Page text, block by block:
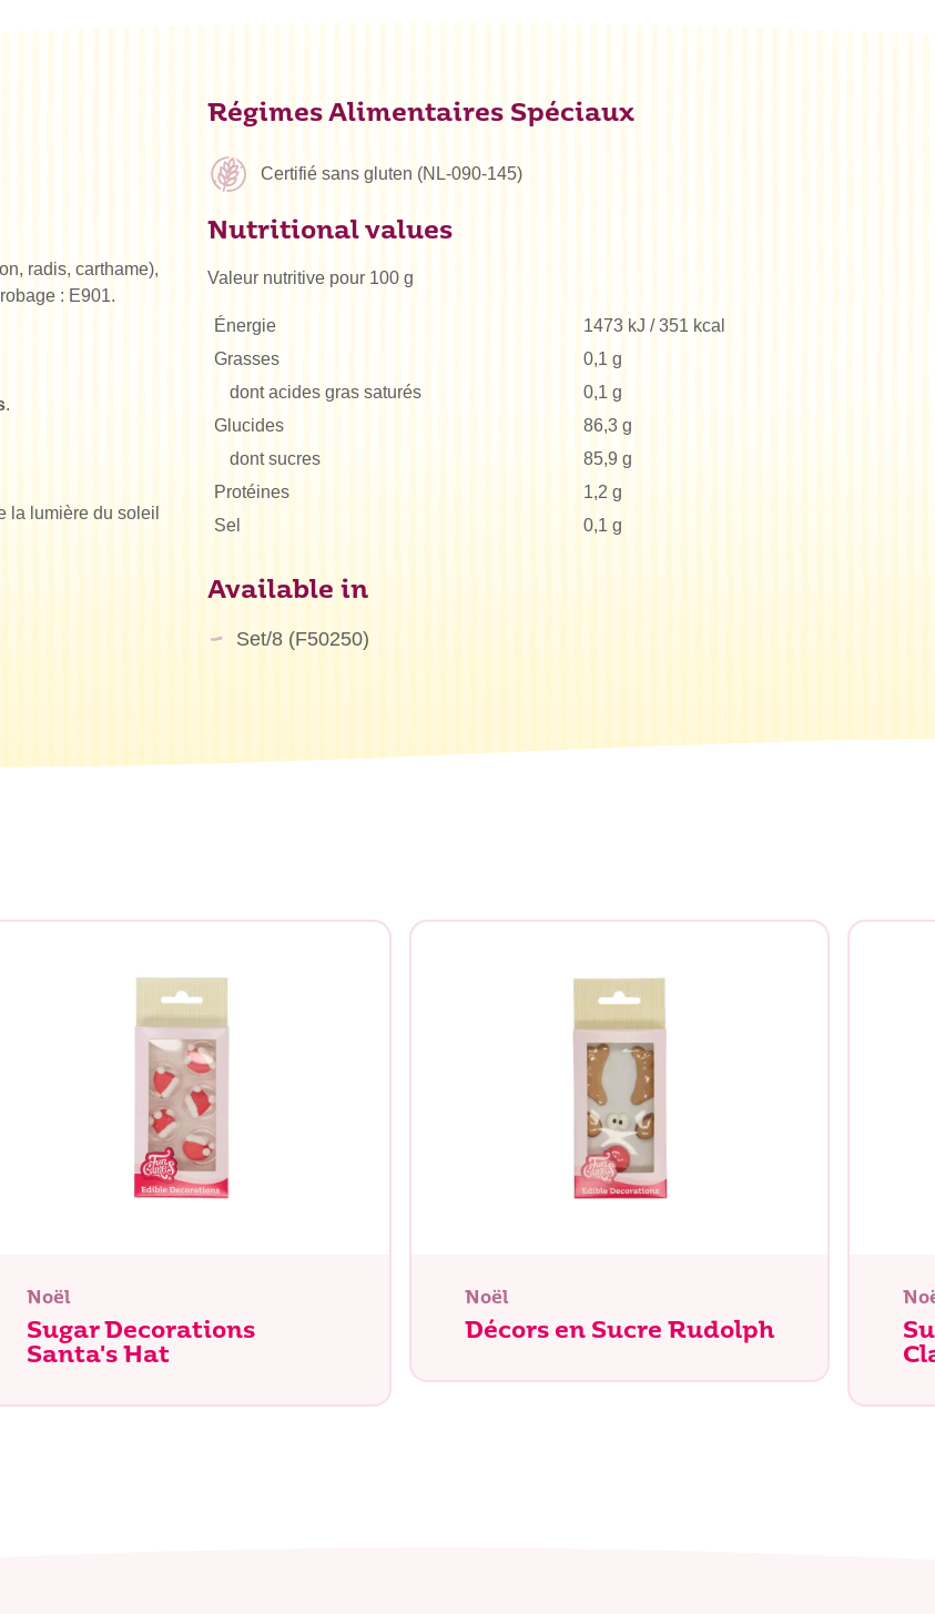
vous ?
radis, carthame),
: E901.
.
la lumière du soleil
Régimes Alimentaires Spéciaux
Certifié sans gluten (NL-090-145)
Nutritional values
Valeur nutritive pour 100 g
Énergie
1473 kJ / 351 kcal
Grasses
0,1 g
dont acides gras saturés
0,1 g
Glucides
86,3 g
dont sucres
85,9 g
Protéines
1,2 g
Sel
0,1 g
Available in
Set/8 (F50250)
Noël
Sugar Decorations
Santa's Hat
Noël
Décors en Sucre Rudolph